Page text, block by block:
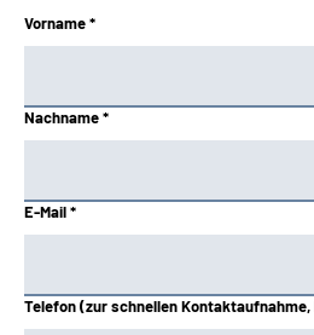
Vorname *
Nachname *
E-Mail *
Telefon (zur schnellen